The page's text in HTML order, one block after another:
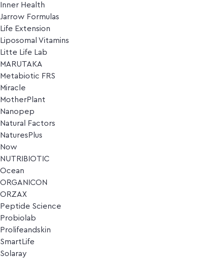
Inner Health
Jarrow Formulas
Life Extension
Liposomal Vitamins
Litte Life Lab
MARUTAKA
Metabiotic FRS
Miracle
MotherPlant
Nanopep
Natural Factors
NaturesPlus
Now
NUTRIBIOTIC
Ocean
ORGANICON
ORZAX
Peptide Science
Probiolab
Prolifeandskin
SmartLife
Solaray